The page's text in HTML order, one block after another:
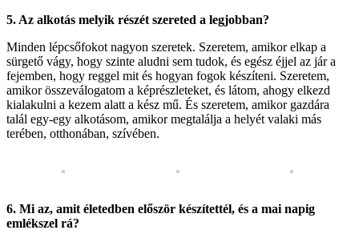
5. Az alkotás melyik részét szereted a legjobban?
Minden lépcsőfokot nagyon szeretek. Szeretem, amikor elkap a
sürgető vágy, hogy szinte aludni sem tudok, és egész éjjel az jár a
fejemben, hogy reggel mit és hogyan fogok készíteni. Szeretem,
amikor összeválogatom a képrészleteket, és látom, ahogy elkezd
kialakulni a kezem alatt a kész mű. És szeretem, amikor gazdára
talál egy-egy alkotásom, amikor megtalálja a helyét valaki más
terében, otthonában, szívében.
6. Mi az, amit életedben először készítettél, és a mai napig
emlékszel rá?